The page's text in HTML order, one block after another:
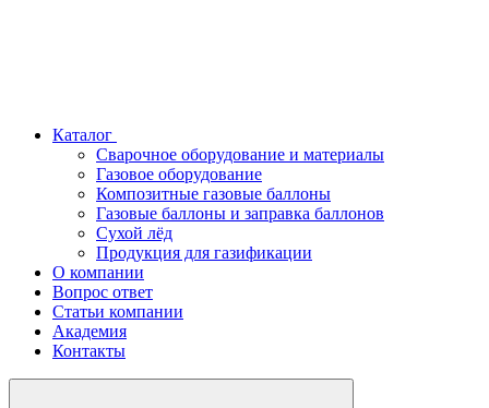
Каталог
Сварочное оборудование и материалы
Газовое оборудование
Композитные газовые баллоны
Газовые баллоны и заправка баллонов
Сухой лёд
Продукция для газификации
О компании
Вопрос ответ
Статьи компании
Академия
Контакты